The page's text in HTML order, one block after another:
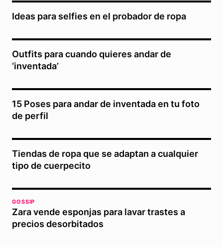
Ideas para selfies en el probador de ropa
Outfits para cuando quieres andar de
‘inventada’
15 Poses para andar de inventada en tu foto
de perfil
Tiendas de ropa que se adaptan a cualquier
tipo de cuerpecito
GOSSIP
Zara vende esponjas para lavar trastes a
precios desorbitados